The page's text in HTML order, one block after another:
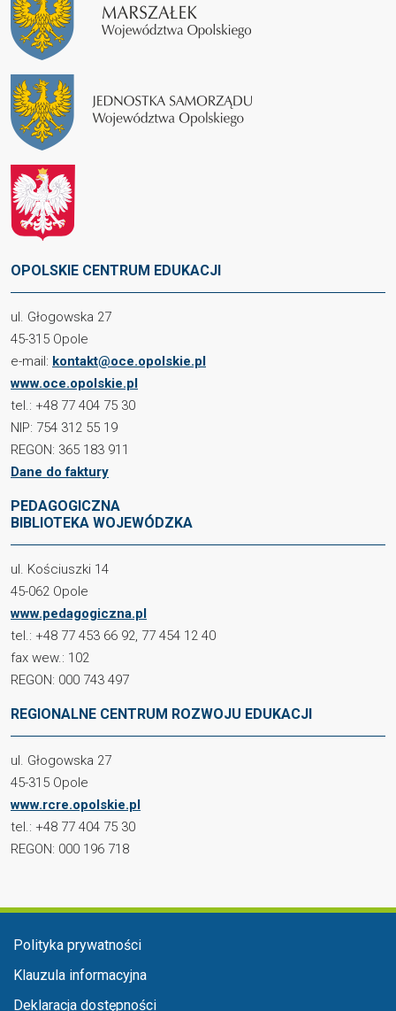
OPOLSKIE CENTRUM EDUKACJI
ul. Głogowska 27
45-315 Opole
e-mail: kontakt@oce.opolskie.pl
www.oce.opolskie.pl
tel.: +48 77 404 75 30
NIP: 754 312 55 19
REGON: 365 183 911
Dane do faktury
PEDAGOGICZNA
BIBLIOTEKA WOJEWÓDZKA
ul. Kościuszki 14
45-062 Opole
www.pedagogiczna.pl
tel.: +48 77 453 66 92, 77 454 12 40
fax wew.: 102
REGON: 000 743 497
REGIONALNE CENTRUM ROZWOJU EDUKACJI
ul. Głogowska 27
45-315 Opole
www.rcre.opolskie.pl
tel.: +48 77 404 75 30
REGON: 000 196 718
Menu w stopce
Polityka prywatności
Klauzula informacyjna
Deklaracja dostępności